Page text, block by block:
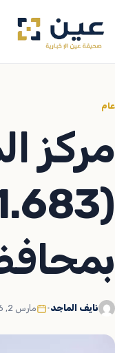
إلى
المحتوى
عام
مركز
نايف الماجد• مارس 2, 2026